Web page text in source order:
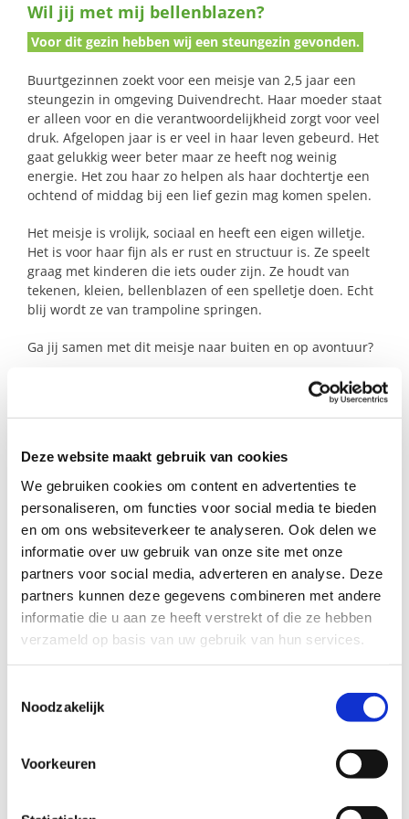
Deze website maakt gebruik van cookies
We gebruiken cookies om content en advertenties te
personaliseren, om functies voor social media te bieden
en om ons websiteverkeer te analyseren. Ook delen we
informatie over uw gebruik van onze site met onze
partners voor social media, adverteren en analyse. Deze
partners kunnen deze gegevens combineren met andere
informatie die u aan ze heeft verstrekt of die ze hebben
verzameld op basis van uw gebruik van hun services.
Noodzakelijk
Voorkeuren
naar:
Wil jij met mij bellenblazen?
Voor dit gezin hebben wij een steungezin gevonden.
Buurtgezinnen zoekt voor een meisje van 2,5 jaar een
steungezin in omgeving Duivendrecht. Haar moeder staat
er alleen voor en die verantwoordelijkheid zorgt voor veel
druk. Afgelopen jaar is er veel in haar leven gebeurd. Het
gaat gelukkig weer beter maar ze heeft nog weinig
energie. Het zou haar zo helpen als haar dochtertje een
ochtend of middag bij een lief gezin mag komen spelen.
Het meisje is vrolijk, sociaal en heeft een eigen willetje.
Het is voor haar fijn als er rust en structuur is. Ze speelt
graag met kinderen die iets ouder zijn. Ze houdt van
tekenen, kleien, bellenblazen of een spelletje doen. Echt
blij wordt ze van trampoline springen.
Ga jij samen met dit meisje naar buiten en op avontuur?
Profiel steungezin
Buurtgezinnen zoekt voor dit meisje een
Waar zij een paar uur per week mag
komen spelen;
Dat bij voorkeur kinderen heeft die iets
ouder zijn;
Een trampoline is geen must, maar dat
zou ze echt heel erg leuk vinden.
Dan kun je contact opnemen met Nicole van der Spek,
coördinator Buurtgezinnen voor de gemeente Ouder-
Amstel, via
of bel: 06-